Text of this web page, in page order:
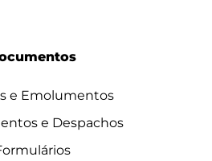
e Emolumentos
e Despachos